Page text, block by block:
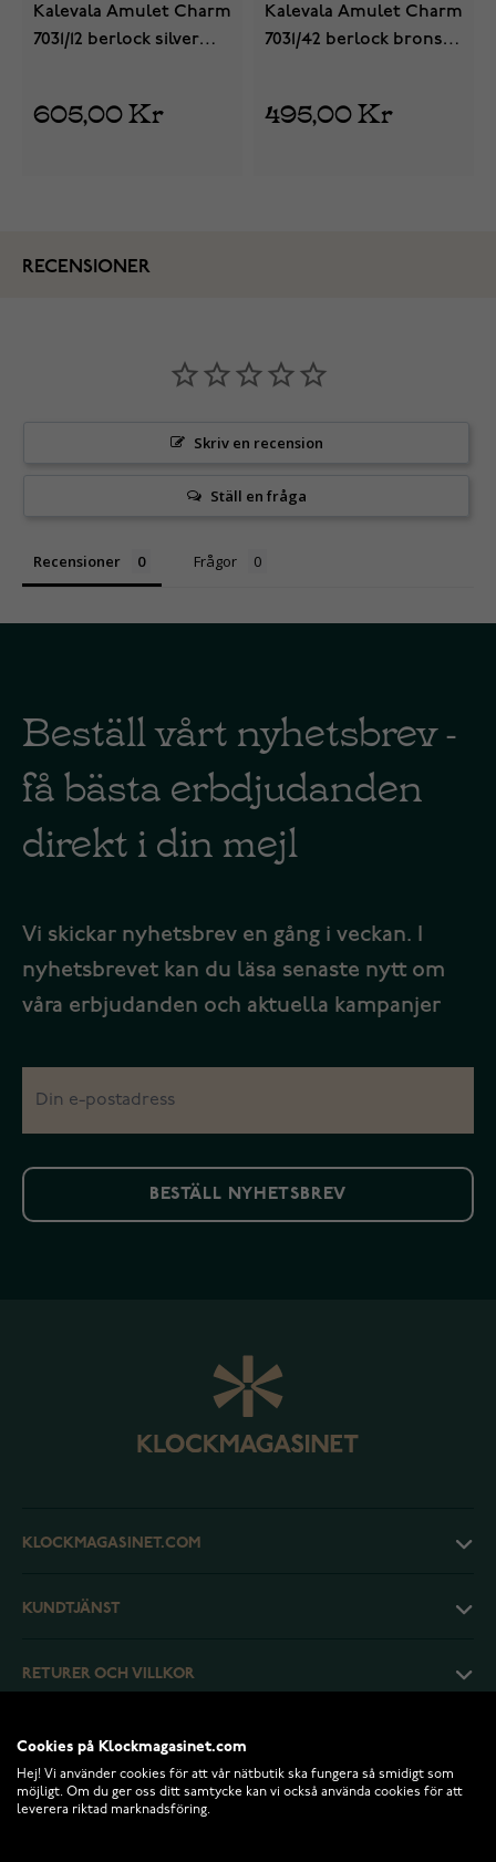
Kalevala Amulet Charm
7031/12 berlock silver
605,00 Kr
Kalevala Amulet Charm
7031/42 berlock brons
495,00 Kr
RECENSIONER
Skriv en recension
Ställ en fråga
Recensioner Frågor
Beställ vårt nyhetsbrev -
få bästa erbdjudanden
direkt i din mejl
Vi skickar nyhetsbrev en gång i veckan. I
nyhetsbrevet kan du läsa senaste nytt om
våra erbjudanden och aktuella kampanjer
BESTÄLL NYHETSBREV
KLOCKMAGASINET.COM
KUNDTJÄNST
RETURER OCH VILLKOR
INFO
Cookies på Klockmagasinet.com
Hej! Vi använder cookies för att vår nätbutik ska fungera så smidigt som
möjligt. Om du ger oss ditt samtycke kan vi också använda cookies för att
leverera riktad marknadsföring.